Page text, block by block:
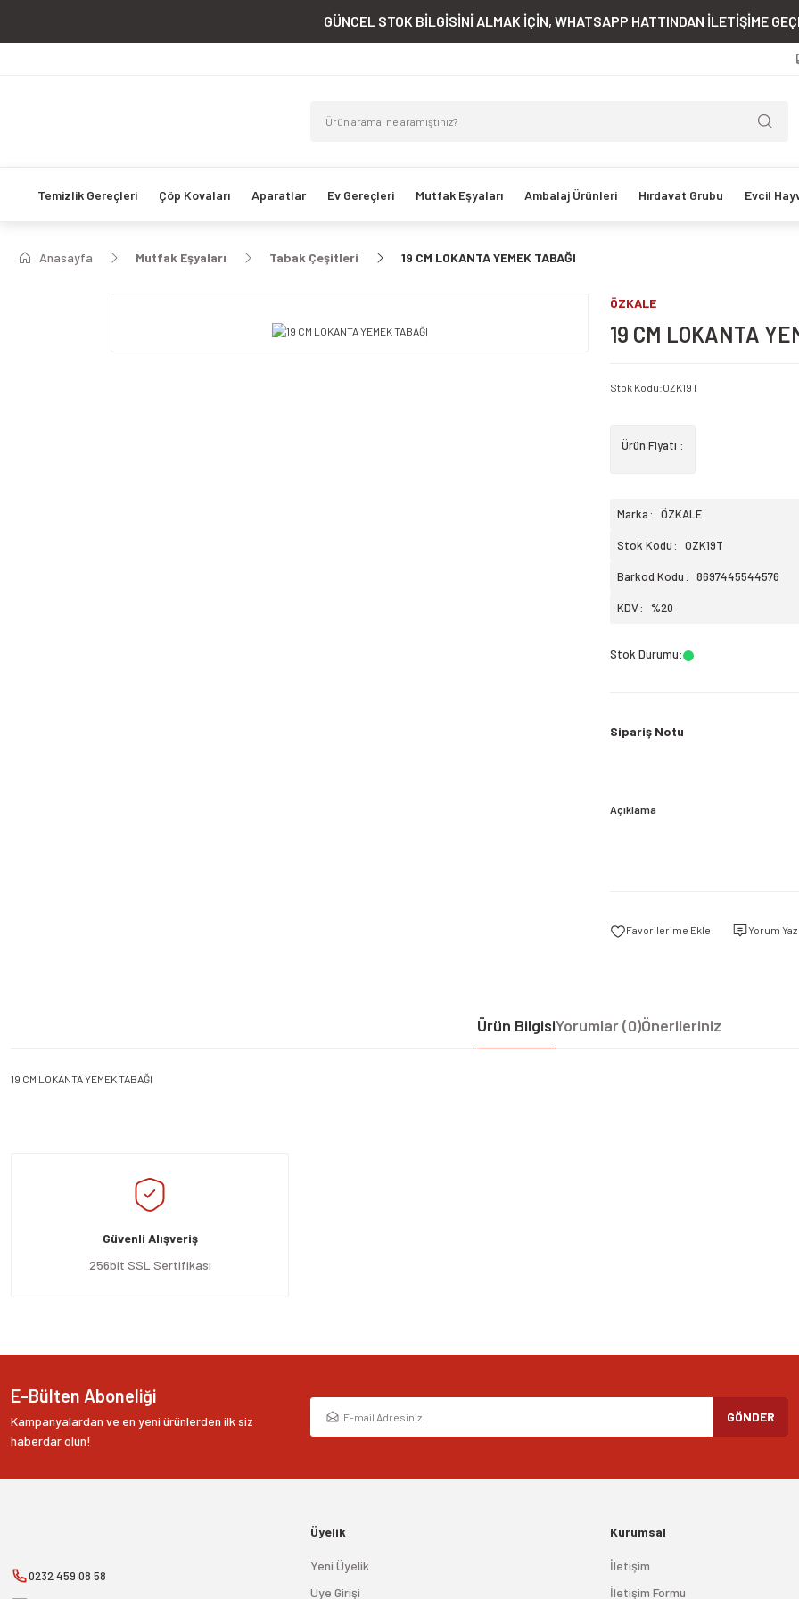
GÜNCEL STOK BİLGİSİNİ ALMAK İÇİN, WHATSAPP HATTINDAN İLETİŞİME
Temizlik Gereçleri Çöp Kovaları Aparatlar Ev Gereçleri Mutfak Eşyaları Ambalaj Ürünleri Hırdavat Grubu Evcil
Anasayfa Mutfak Eşyaları Tabak Çeşitleri 19 CM LOKANTA YEMEK TABAĞI
ÖZKALE
19 CM LOKANTA
Stok Kodu:OZK19T
Ürün Fiyatı :
Marka ÖZKALE
Stok Kodu OZK19T
Barkod Kodu 8697445544576
KDV %20
Stok Durumu:
Sipariş Notu
Açıklama
Yorum Yaz
Ürün BilgisiYorumlar (0)Önerileriniz
19 CM LOKANTA YEMEK TABAĞI
Ürün resmi kalitesiz, bozuk veya görüntülenemiyor.
Ürün açıklamasında eksik bilgiler bulunuyor.
Ürün bilgilerinde hatalar bulunuyor.
Ürün fiyatı diğer sitelerden daha pahalı.
Güvenli Alışveriş
256bit SSL Sertifikası
E-Bülten Aboneliği
Kampanyalardan ve en yeni ürünlerden ilk siz
haberdar olun!
GÖNDER
0232 459 08 58
Üyelik
Yeni Üyelik
Üye Girişi
Kurumsal
İletişim
İletişim Formu